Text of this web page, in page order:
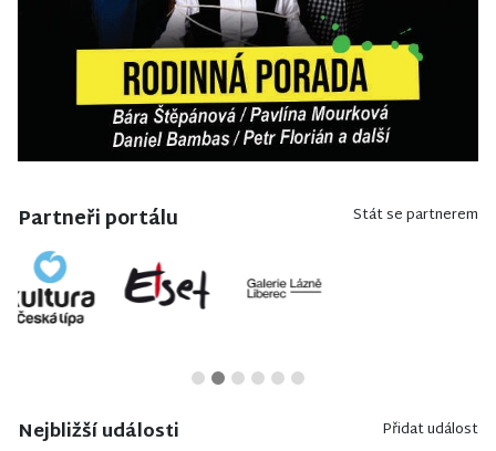
Partneři portálu Stát se partnerem
Nejbližší události Přidat událost